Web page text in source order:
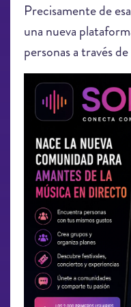
Precisamente de
una nueva
personas a través